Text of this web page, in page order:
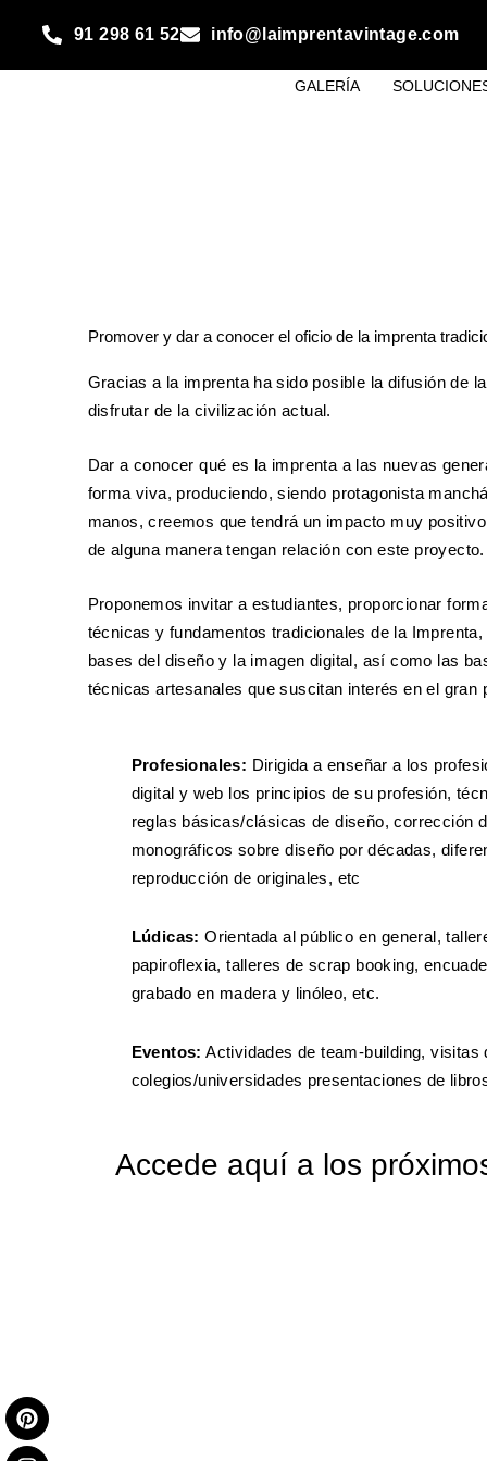
contenido
91 298 61 52 info@laimprentavintage.com
GALERÍA
Promover y dar a conocer el oficio de la imprenta
Gracias a la imprenta ha sido posible la difusión de
disfrutar de la civilización actual.
Dar a conocer qué es la imprenta a las nuevas
forma viva, produciendo, siendo protagonista
manos, creemos que tendrá un impacto muy
de alguna manera tengan relación con este proyecto.
Proponemos invitar a estudiantes, proporcionar
técnicas y fundamentos tradicionales de la Imprenta,
bases del diseño y la imagen digital, así como las
técnicas artesanales que suscitan interés en el gran
Profesionales: Dirigida a enseñar a los
digital y web los principios de su profesión,
reglas básicas/clásicas de diseño, corrección
monográficos sobre diseño por décadas,
reproducción de originales, etc
Lúdicas: Orientada al público en general,
papiroflexia, talleres de scrap booking,
grabado en madera y linóleo, etc.
Eventos: Actividades de team-building, visitas
colegios/universidades presentaciones de
Accede aquí a los
P
i
n
I
n
s